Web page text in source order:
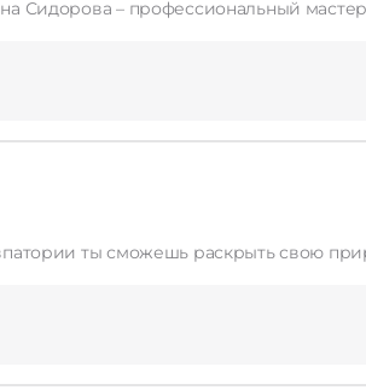
Сидорова – профессиональный
ты сможешь раскрыть свою